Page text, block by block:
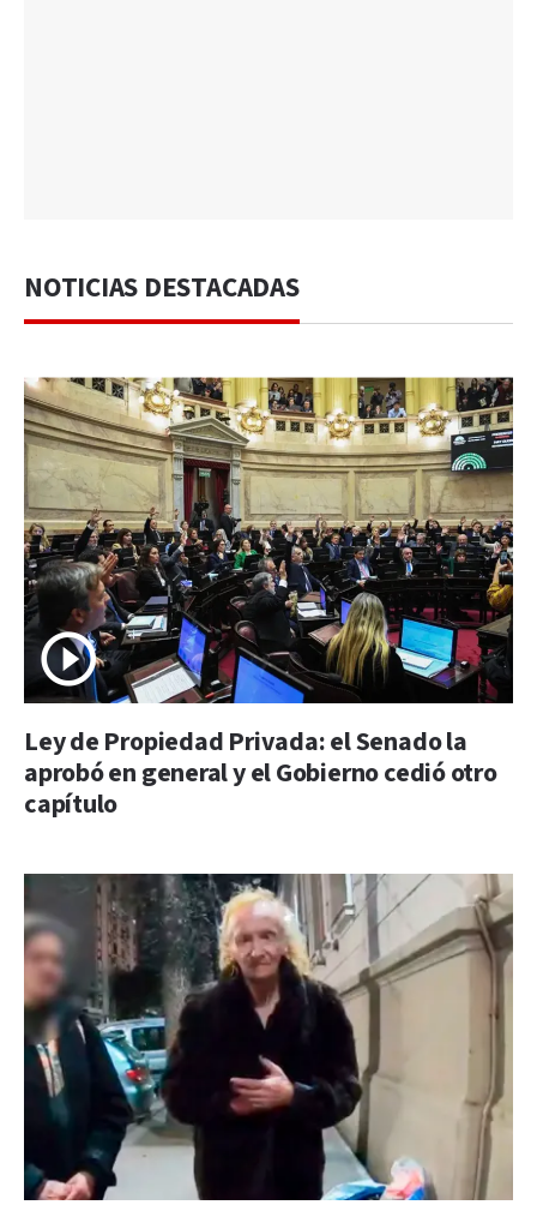
NOTICIAS DESTACADAS
Ley de Propiedad Privada: el Senado la
aprobó en general y el Gobierno cedió otro
capítulo